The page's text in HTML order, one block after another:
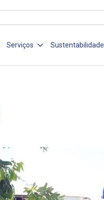
Serviços Sustentabilidade